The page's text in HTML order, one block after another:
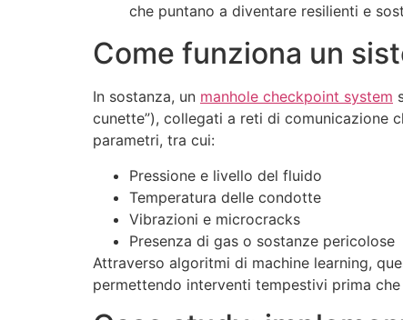
che puntano a diventare resilienti e
Come funziona un
In sostanza, un manhole checkpoint system
cunette”), collegati a reti di comunicazione
parametri, tra cui:
Pressione e livello del fluido
Temperatura delle condotte
Vibrazioni e microcracks
Presenza di gas o sostanze pericolose
Attraverso algoritmi di machine learning,
permettendo interventi tempestivi prima